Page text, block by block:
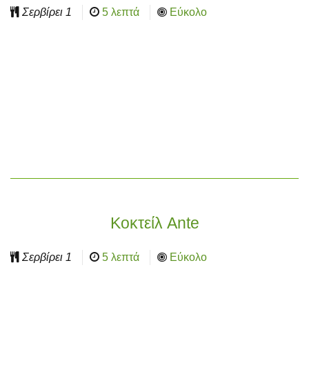
Σερβίρει 1 5 λεπτά Εύκολο
Κοκτείλ Ante
Σερβίρει 1 5 λεπτά Εύκολο